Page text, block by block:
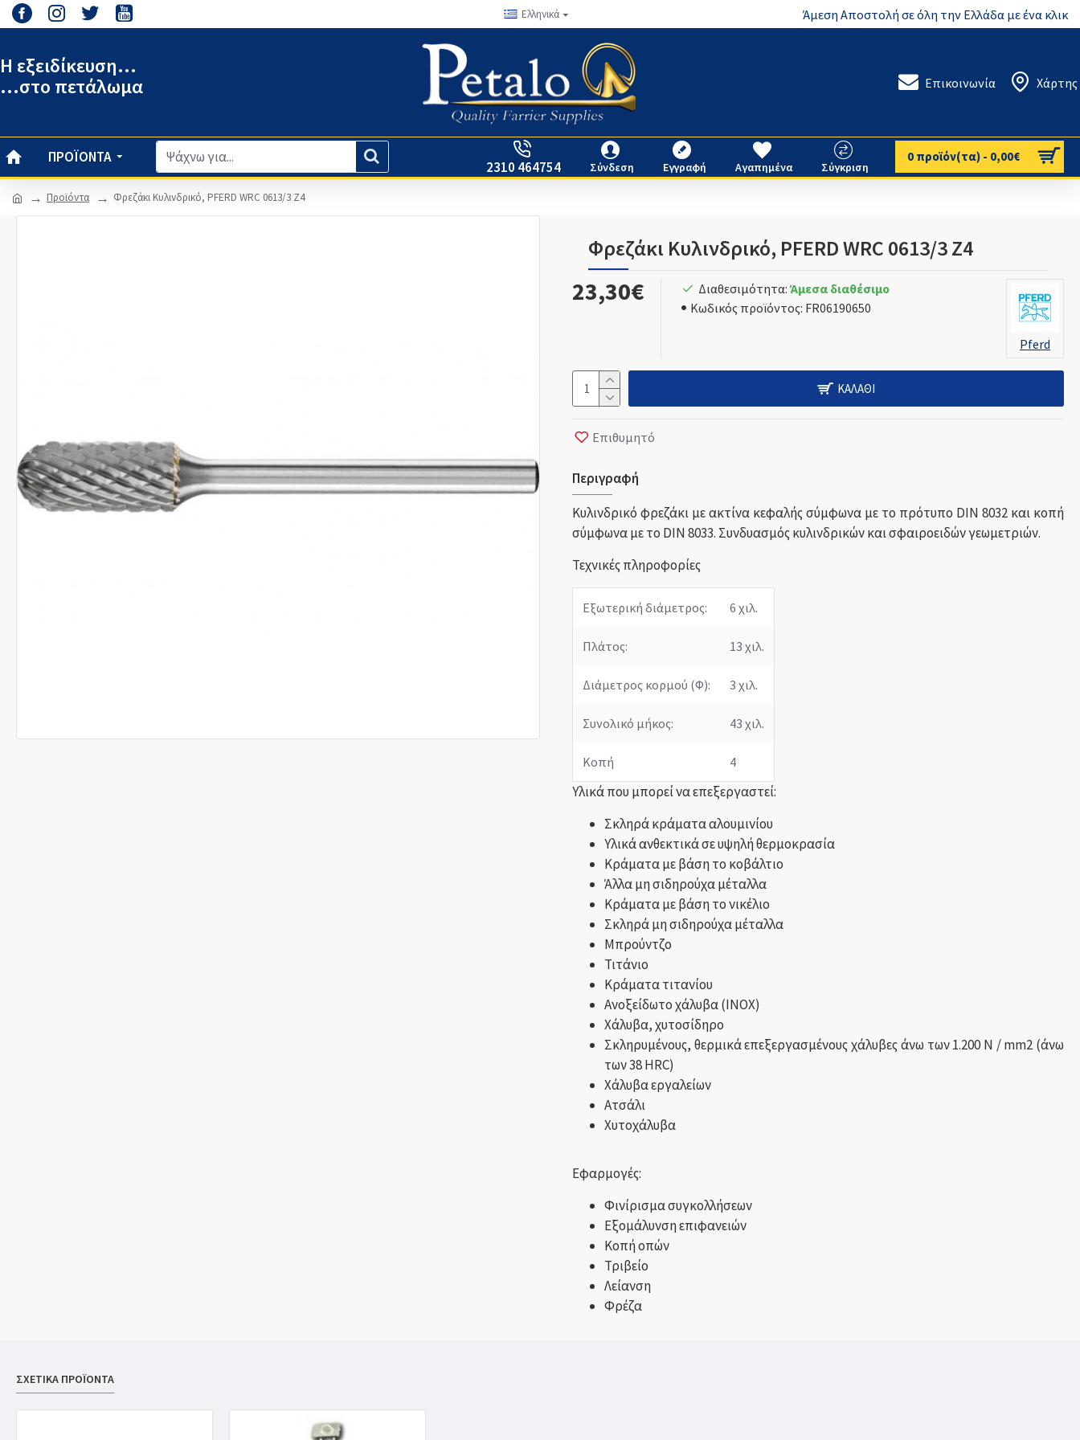
Ελληνικά Άμεση Αποστολή σε όλη την Ελλάδα με ένα κλικ
Η εξειδίκευση...
...στο πετάλωμα
Επικοινωνία Χάρτης
ΠΡΟΪΌΝΤΑ
2310 464754 Σύνδεση Εγγραφή Αγαπημένα Σύγκριση
0 προϊόν(τα) - 0,00€
Προϊόντα Φρεζάκι Κυλινδρικό, PFERD WRC 0613/3 Z4
Φρεζάκι Κυλινδρικό, PFERD WRC 0613/3 Z4
23,30€ Διαθεσιμότητα: Άμεσα διαθέσιμο
Κωδικός προϊόντος: FR06190650
Pferd
ΚΑΛΆΘΙ
Επιθυμητό
Περιγραφή
Κυλινδρικό φρεζάκι με ακτίνα κεφαλής σύμφωνα με το πρότυπο DIN 8032 και κοπή
σύμφωνα με το DIN 8033. Συνδυασμός κυλινδρικών και σφαιροειδών γεωμετριών.
Τεχνικές πληροφορίες
Εξωτερική διάμετρος: 6 χιλ.
Πλάτος: 13 χιλ.
Διάμετρος κορμού (Φ): 3 χιλ.
Συνολικό μήκος: 43 χιλ.
Κοπή 4
Υλικά που μπορεί να επεξεργαστεί:
Σκληρά κράματα αλουμινίου
Υλικά ανθεκτικά σε υψηλή θερμοκρασία
Κράματα με βάση το κοβάλτιο
Άλλα μη σιδηρούχα μέταλλα
Κράματα με βάση το νικέλιο
Σκληρά μη σιδηρούχα μέταλλα
Μπρούντζο
Τιτάνιο
Κράματα τιτανίου
Ανοξείδωτο χάλυβα (INOX)
Χάλυβα, χυτοσίδηρο
Σκληρυμένους, θερμικά επεξεργασμένους χάλυβες άνω των 1.200 N / mm2 (άνω
των 38 HRC)
Χάλυβα εργαλείων
Ατσάλι
Χυτοχάλυβα
Εφαρμογές:
Φινίρισμα συγκολλήσεων
Εξομάλυνση επιφανειών
Κοπή οπών
Τριβείο
Λείανση
Φρέζα
ΣΧΕΤΙΚΑ ΠΡΟΪΟΝΤΑ